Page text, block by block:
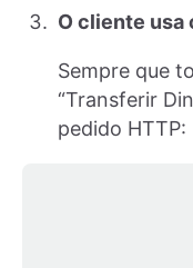
O cliente usa
Sempre que
“Transferir
pedido HTTP: